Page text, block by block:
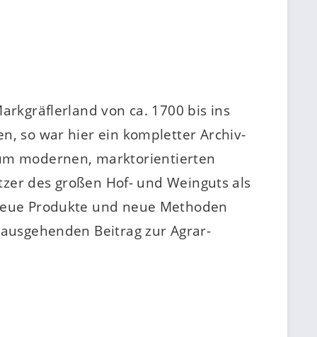
von ca. 1700 bis ins
so war hier ein kompletter Archiv­
modernen, marktorientierten
des großen Hof- und Weinguts als
Produkte und neue Methoden
Beitrag zur Agrar­